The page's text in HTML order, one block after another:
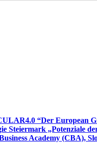
“Der European
Steiermark „Potenziale
Academy (CBA),